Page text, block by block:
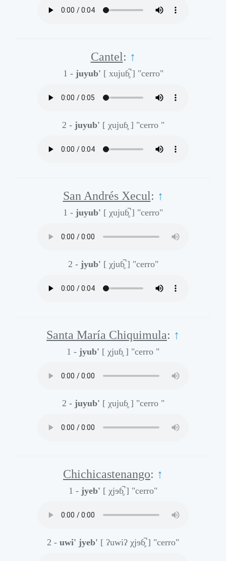
Cantel: ↑
1 - juyub' [ xujuɓ̥̚ ] "cerro"
2 - juyub' [ χujuɓ̥ ] "cerro "
San Andrés Xecul: ↑
1 - juyub' [ χujuɓ̥̚ ] "cerro"
2 - jyub' [ χjuɓ̥̚ ] "cerro"
Santa María Chiquimula: ↑
1 - jyub' [ χjuɓ̥ ] "cerro "
2 - juyub' [ χujuɓ̥ ] "cerro "
Chichicastenango: ↑
1 - jyeb' [ χjɘɓ̥̚ ] "cerro"
2 - uwi' jyeb' [ ʔuwiʔ χjɘɓ̥̚ ] "cerro"